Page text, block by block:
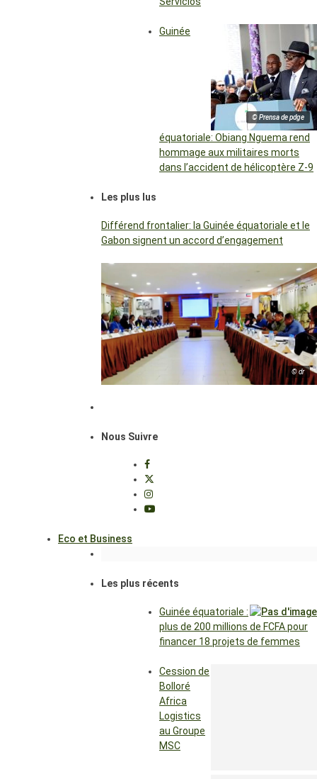
© Prensa de pdge
Guinée
équatoriale: Obiang Nguema rend
hommage aux militaires morts
dans l’accident de hélicoptère Z-9
Les plus lus
Différend frontalier: la Guinée équatoriale et le
Gabon signent un accord d’engagement
© dr
Nous Suivre
Eco et Business
Les plus récents
Guinée équatoriale :
plus de 200 millions de FCFA pour
financer 18 projets de femmes
Cession de
Bolloré
Africa
Logistics
au Groupe
MSC